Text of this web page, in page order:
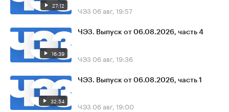
27:12 ЧЭЗ 06 авг, 19:57
16:39
ЧЭЗ. Выпуск от 06.08.2026, часть 4
ЧЭЗ 06 авг, 19:36
32:54
ЧЭЗ. Выпуск от 06.08.2026, часть 1
ЧЭЗ 06 авг, 19:00